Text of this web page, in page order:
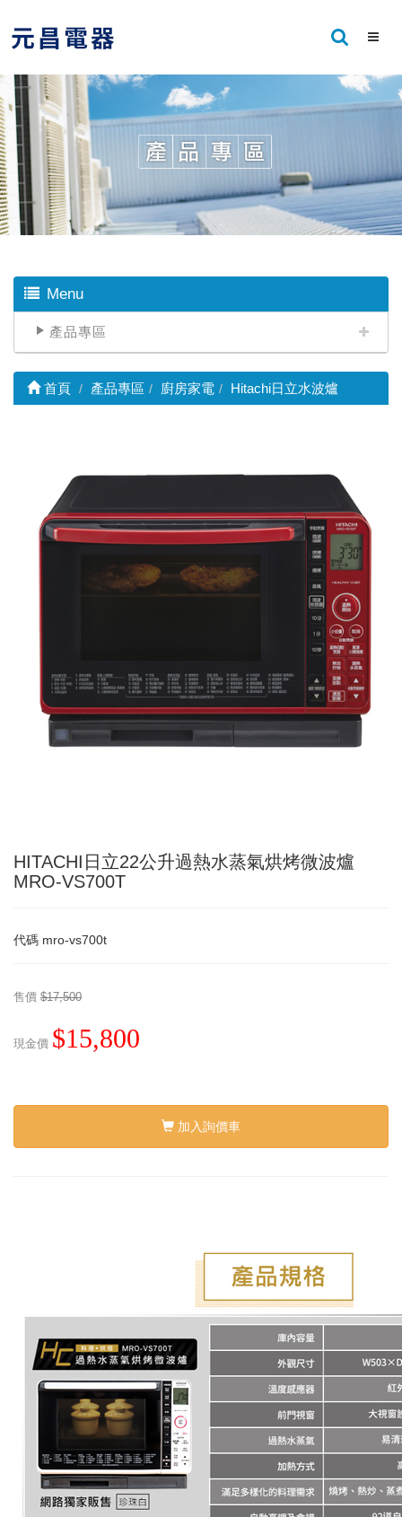
Menu
產品專區
首頁 產品專區 廚房家電 Hitachi日立水波爐
HITACHI日立22公升過熱水蒸氣烘烤微波爐
MRO-VS700T
代碼 mro-vs700t
售價 $17,500
現金價 $15,800
加入詢價車